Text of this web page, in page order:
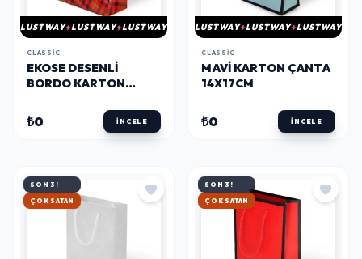
LUSTWAY LUSTWAY LUSTWAY
CLASSIC
EKOSE DESENLI
BORDO KARTON
₺0 İNCELE
LUSTWAY LUSTWAY LUSTWAY
CLASSIC
MAVI KARTON ÇANTA
14X17CM
₺0 İNCELE
SON 3!
ÇOK SATAN
SON 3!
ÇOK SATAN